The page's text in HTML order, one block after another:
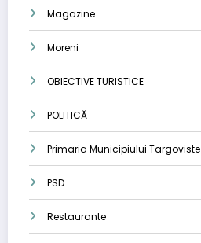
Magazine
Moreni
OBIECTIVE TURISTICE
POLITICĂ
Primaria Municipiului Targoviste
PSD
Restaurante